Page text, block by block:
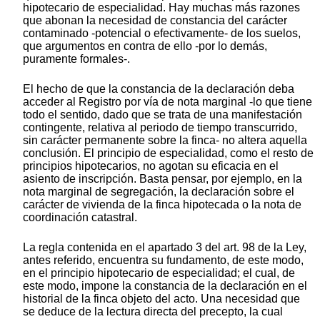
hipotecario de especialidad. Hay muchas más razones
que abonan la necesidad de constancia del carácter
contaminado -potencial o efectivamente- de los suelos,
que argumentos en contra de ello -por lo demás,
puramente formales-.
El hecho de que la constancia de la declaración deba
acceder al Registro por vía de nota marginal -lo que tiene
todo el sentido, dado que se trata de una manifestación
contingente, relativa al periodo de tiempo transcurrido,
sin carácter permanente sobre la finca- no altera aquella
conclusión. El principio de especialidad, como el resto de
principios hipotecarios, no agotan su eficacia en el
asiento de inscripción. Basta pensar, por ejemplo, en la
nota marginal de segregación, la declaración sobre el
carácter de vivienda de la finca hipotecada o la nota de
coordinación catastral.
La regla contenida en el apartado 3 del art. 98 de la Ley,
antes referido, encuentra su fundamento, de este modo,
en el principio hipotecario de especialidad; el cual, de
este modo, impone la constancia de la declaración en el
historial de la finca objeto del acto. Una necesidad que
se deduce de la lectura directa del precepto, la cual